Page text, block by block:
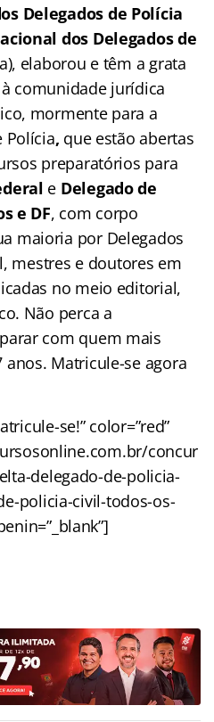
Delegados de Polícia
dos Delegados de
elaborou e têm a grata
comunidade jurídica
mormente para a
Polícia, que estão abertas
preparatórios para
e Delegado de
e DF, com corpo
maioria por Delegados
mestres e doutores em
no meio editorial,
Não perca a
com quem mais
Matricule-se agora
se!” color=”red”
concur
delegado-de-policia-
policia-civil-todos-os-